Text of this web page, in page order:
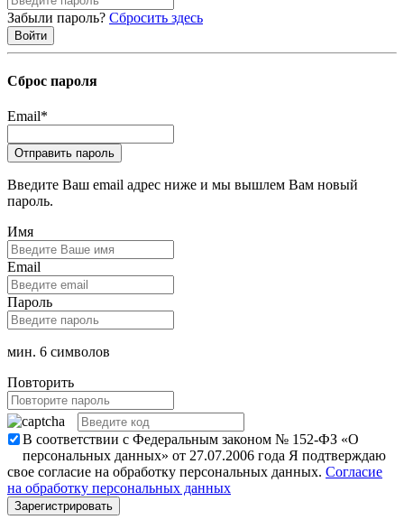
Забыли пароль? Сбросить здесь
Сброс пароля
Email*
Введите Ваш email адрес ниже и мы вышлем Вам новый
пароль.
Имя
Email
Пароль
мин. 6 символов
Повторить
В соответствии с Федеральным законом № 152-ФЗ «О
персональных данных» от 27.07.2006 года Я подтверждаю
свое согласие на обработку персональных данных. Согласие
на обработку персональных данных